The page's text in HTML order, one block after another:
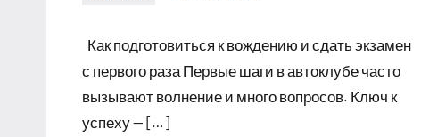
Как подготовиться к вождению и сдать экзамен
с первого раза Первые шаги в автоклубе часто
вызывают волнение и много вопросов. Ключ к
успеху — […]